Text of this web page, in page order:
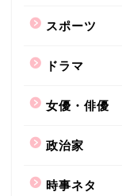
スポーツ
ドラマ
女優・俳優
政治家
時事ネタ